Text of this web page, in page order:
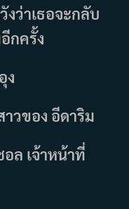
ว่าเธอจะกลับ
กครั้ง
ง
วของ อีดาริม
ล เจ้าหน้าที่